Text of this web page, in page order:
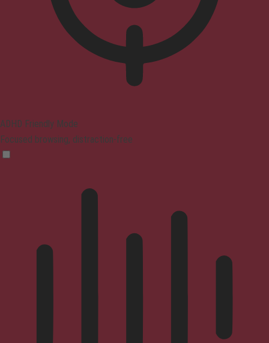
ADHD Friendly Mode
Focused browsing, distraction-free